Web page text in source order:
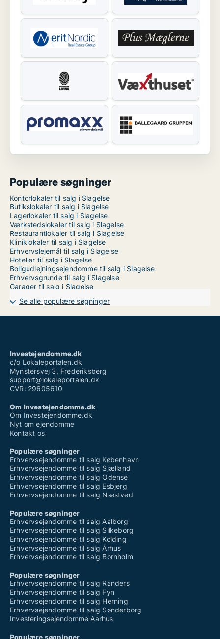
Populære søgninger
Kontorlokaler til salg i Slagelse
Butikslokaler til salg i Slagelse
Lagerlokaler til salg i Slagelse
Værkstedslokaler til salg i Slagelse
Restaurantlokaler til salg i Slagelse
Kliniklokaler til salg i Slagelse
Erhvervslejemål til salg i Slagelse
Hoteller til salg i Slagelse
Boligudlejningsejendomme til salg i Slagelse
Erhvervsgrunde til salg i Slagelse
Garager til salg i Slagelse
Se alle populære søgninger
Investejendomme.dk
c/o Lokaleportalen.dk
Mynstersvej 3, Frederiksberg
support@lokaleportalen.dk
CVR: 29605610
Om Investejendomme.dk
Om Investejendomme.dk
Nyt om ejendomme
Kontakt os
Populære søgninger
Erhvervsejendomme til salg København
Erhvervsejendomme til salg Sjælland
Erhvervsejendomme til salg Odense
Erhvervsejendomme til salg Esbjerg
Erhvervsejendomme til salg Næstved
Populære søgninger
Erhvervsejendomme til salg Aalborg
Erhvervsejendomme til salg Silkeborg
Erhvervsejendomme til salg Kolding
Erhvervsejendomme til salg Århus
Erhvervsejendomme til salg Bornholm
Populære søgninger
Erhvervsejendomme til salg Randers
Erhvervsejendomme til salg Fyn
Erhvervsejendomme til salg Herning
Erhvervsejendomme til salg Sønderborg
Investeringsejendomme Aarhus
Populære søgninger